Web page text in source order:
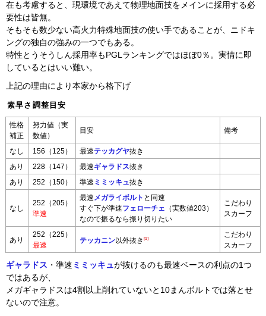
在も考慮すると、現環境であえて物理地面技をメインに採用する必
要性は皆無。
そもそも数少ない高火力特殊地面技の使い手であることが、ニドキ
ングの独自の強みの一つでもある。
特性とうそうしん採用率もPGLランキングではほぼ0％。実情に即
しているとはいい難い。
上記の理由により本家から格下げ
素早さ調整目安
性格
補正
努力値（実
数値）
目安 備考
なし 156（125） 最速テッカグヤ抜き
あり 228（147） 最速ギャラドス抜き
あり 252（150） 準速 ミミッキュ 抜き
なし
252（205）
準速
最速 メガライボルト と同速
すぐ下が準速フェローチェ
（実数値203）
なので振るなら振り切りたい
こだわり
スカーフ
あり
252（225）
最速
テッカニン以外抜き [1]
こだわり
スカーフ
ギャラドス ・準速 ミミッキュが抜けるのも最速ベースの利点の1つ
ではあるが、
メガギャラドスは4割以上削れていないと10まんボルトでは落とせ
ないので注意。